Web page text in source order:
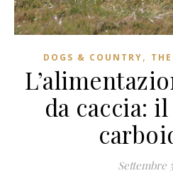
DOGS & COUNTRY,
da caccia:
Settembre